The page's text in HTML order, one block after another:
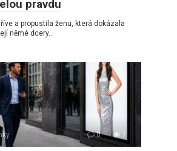
pravdu
a propustila ženu, která dokázala
němé dcery…
0 7